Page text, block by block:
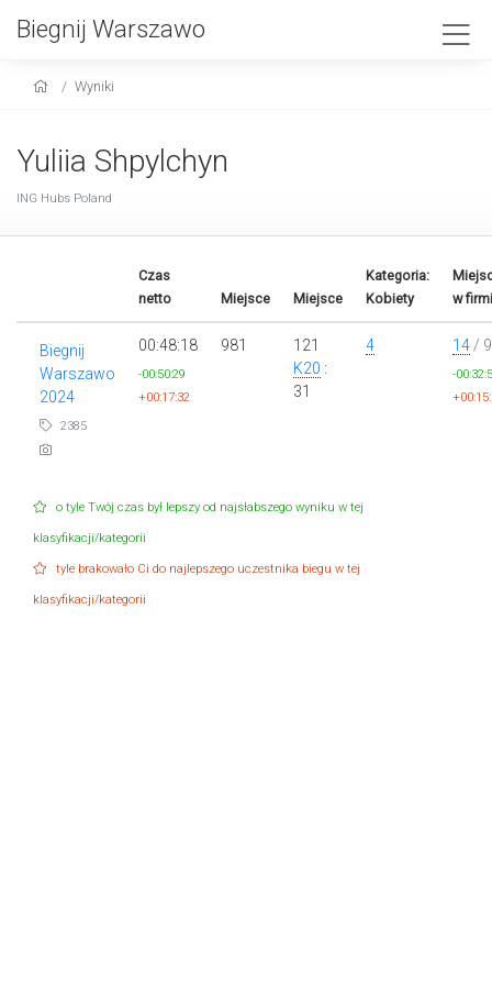
Biegnij Warszawo
Wyniki
Yuliia Shpylchyn
ING Hubs Poland
Czas
netto
Miejsce Miejsce
Kategoria:
Kobiety
w
Biegnij
Warszawo
2024
2385
00:48:18
-00:50:29
+00:17:32
981
121
K20 :
31
4 14 /
-
o tyle Twój czas był lepszy od najsłabszego wyniku w tej
klasyfikacji/kategorii
tyle brakowało Ci do najlepszego uczestnika biegu w tej
klasyfikacji/kategorii